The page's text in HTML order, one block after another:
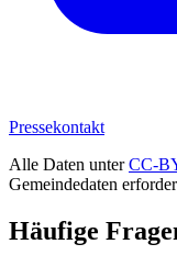
Pressekontakt
Alle Daten unterCC-
Gemeindedaten
Häufige